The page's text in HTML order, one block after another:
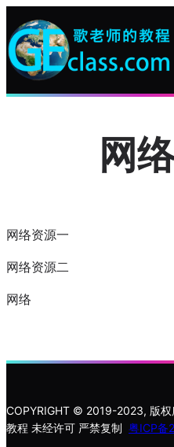
至
内
容
网
网络资源一
网络资源二
网络
COPYRIGHT © 2019-2023, 版
教程 未经许可 严禁复制 粤ICP备